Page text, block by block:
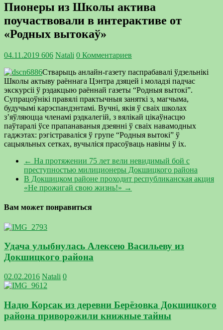
Пионеры из Школы актива
поучаствовали в интерактиве от
«Родных вытокаў»
04.11.2019 606 Natali 0 Комментариев
Стварыць анлайн-газету паспрабавалі ўдзельнікі
Школы актыву раённага Цэнтра дзяцей і моладзі падчас
экскурсіі ў рэдакцыю раённай газеты “Родныя вытокі”.
Супрацоўнікі правялі практычныя заняткі з, магчыма,
будучымі карэспандэнтамі. Вучні, якія ў сваіх школах
з’яўляюцца членамі рэдкалегій, з вялікай цікаўнасцю
паўтаралі ўсе прапанаваныя дзеянні ў сваіх навамодных
гаджэтах: рэгістраваліся ў групе “Родныя вытокі” ў
сацыяльных сетках, вучыліся прасоўваць навіны ў іх.
← На протяжении 75 лет вели невидимый бой с
преступностью милиционеры Докшицкого района
В Докшицком районе проходит республиканская акция
«Не прожигай свою жизнь!» →
Вам может понравиться
Удача улыбнулась Алексею Васильеву из
Докшицкого района
02.02.2016 Natali 0
Надю Корсак из деревни Берёзовка Докшицкого
района приворожили книжные тайны